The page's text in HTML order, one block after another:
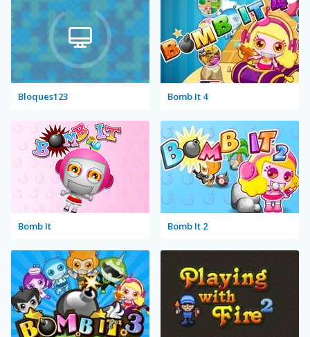
Bloques123 Bomb It 4
Bomb It Bomb It 2